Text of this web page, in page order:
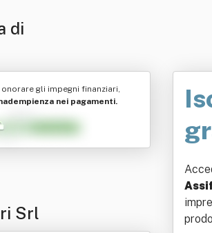
di
gli impegni finanziari,
nei pagamenti.
Srl